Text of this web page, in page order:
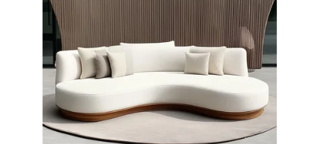
NIEUWS
ALLE
GEVALLEN